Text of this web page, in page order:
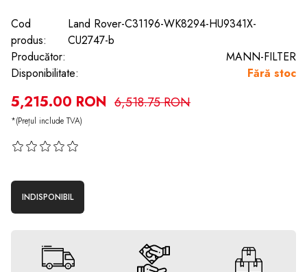
Cod
produs:
Land Rover-C31196-WK8294-HU9341X-
CU2747-b
Producător:
MANN-FILTER
Disponibilitate:
Fără stoc
5,215.00 RON 6,518.75 RON
*(Prețul include TVA)
INDISPONIBIL